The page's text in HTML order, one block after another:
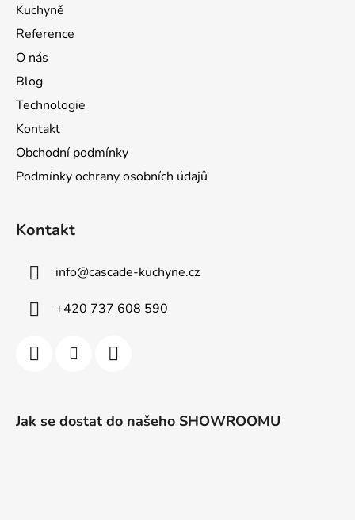
Kuchyně
Reference
O nás
Blog
Technologie
Kontakt
Obchodní podmínky
Podmínky ochrany osobních údajů
Kontakt
info@cascade-kuchyne.cz
+420 737 608 590
Jak se dostat do našeho SHOWROOMU